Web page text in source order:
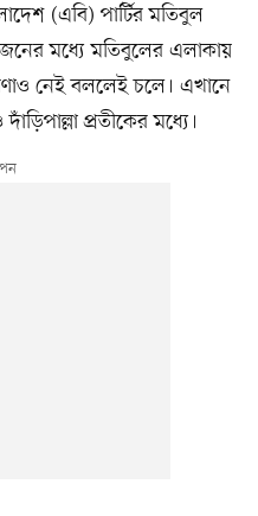
(এবি) পার্টির মতিবুল
মধ্যে মতিবুলের এলাকায়
নেই বললেই চলে। এখানে
প্রতীকের মধ্যে।